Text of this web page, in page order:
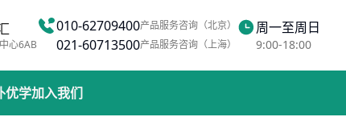
心6AB
010-62709400产品服务咨询（北京）
021-60713500产品服务咨询（上海）
周一至周日
9:00-18:00
优学加入我们